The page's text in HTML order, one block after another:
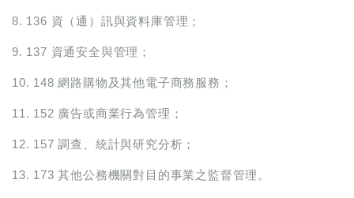
8. 136 資（通）訊與資料庫管理；
9. 137 資通安全與管理；
10. 148 網路購物及其他電子商務服務；
11. 152 廣告或商業行為管理；
12. 157 調查、統計與研究分析；
13. 173 其他公務機關對目的事業之監督管理。